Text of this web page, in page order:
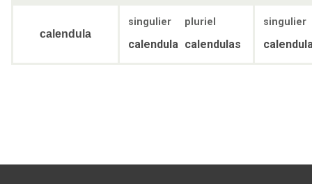
calendula
singulier pluriel
calendula calendulas
singulier